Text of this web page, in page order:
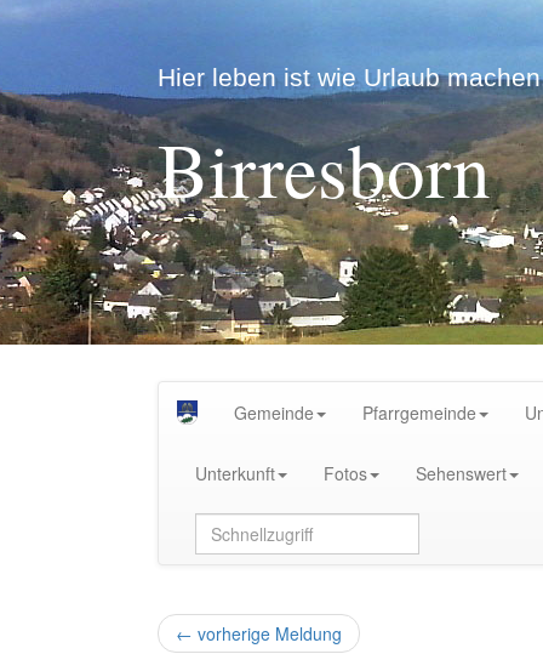
Hier leben ist wie Urlaub
Birresborn
Gemeinde Pfarrgemeinde
Unterkunft Fotos Sehenswert
← vorherige Meldung